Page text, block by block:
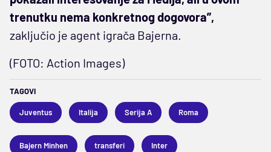
trenutku nema konkretnog dogovora”,
zaključio je agent igrača Bajerna.
(FOTO: Action Images)
TAGOVI
Juventus Italija Serija A Roma
Bajern Minhen transferi Inter